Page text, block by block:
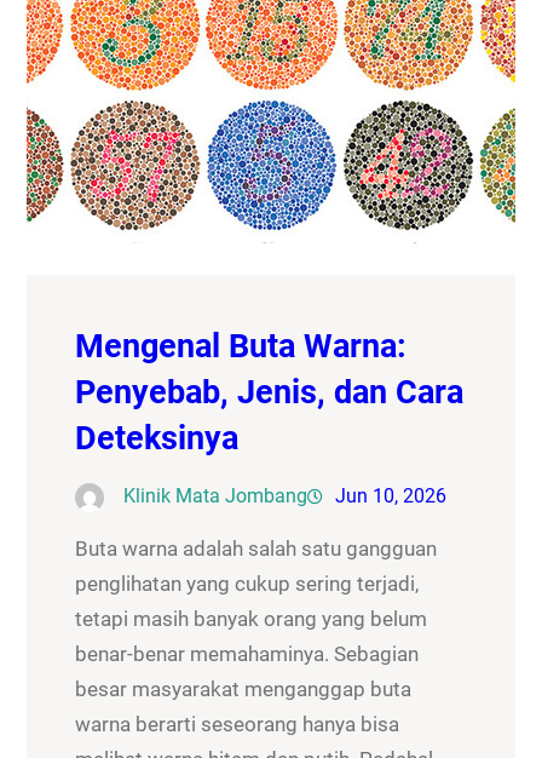
Mengenal Buta Warna:
Penyebab, Jenis, dan Cara
Deteksinya
Klinik Mata Jombang Jun 10, 2026
Buta warna adalah salah satu gangguan
penglihatan yang cukup sering terjadi,
tetapi masih banyak orang yang belum
benar-benar memahaminya. Sebagian
besar masyarakat menganggap buta
warna berarti seseorang hanya bisa